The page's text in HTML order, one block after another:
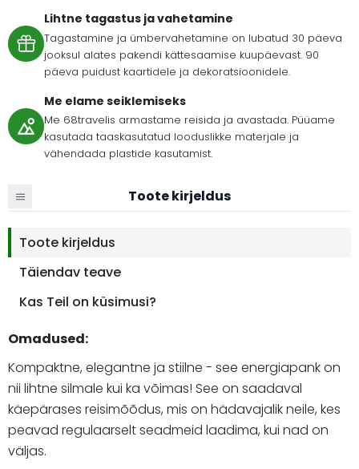
Lihtne tagastus ja vahetamine
Tagastamine ja ümbervahetamine on lubatud 30 päeva
jooksul alates pakendi kättesaamise kuupäevast. 90
päeva puidust kaartidele ja dekoratsioonidele.
Me elame seiklemiseks
Me 68travelis armastame reisida ja avastada. Püüame
kasutada taaskasutatud looduslikke materjale ja
vähendada plastide kasutamist.
Toote kirjeldus
Toote kirjeldus
Täiendav teave
Kas Teil on küsimusi?
Omadused:
Kompaktne, elegantne ja stiilne - see energiapank on
nii lihtne silmale kui ka võimas! See on saadaval
käepärases reisimõõdus, mis on hädavajalik neile, kes
peavad regulaarselt seadmeid laadima, kui nad on
väljas.